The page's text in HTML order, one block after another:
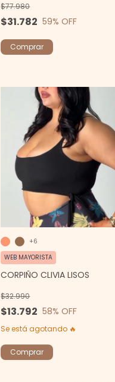
$31.782
$77.980
59% OFF
Comprar
CORPIÑO CLIVIA LISOS
$13.792
$32.990
58% OFF
WEB MAYORISTA
Se está agotando 🔥
+6
Comprar